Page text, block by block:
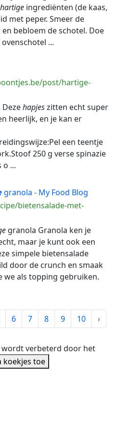
hartige ingrediënten (de kaas,
met peper. Smeer de
bebloem de schotel. Doe
...
post/hartige-
hapjeszitten echt super
heerlijk, en je kan er
een teentje
250 g verse spinazie
o ...
granola - My Food Blog
bietensalade-met-
granola Granola ken je
maar je kunt ook een
simpele bietensalade
door de crunch en smaak
we als topping gebruiken.
6 7 8 9 10 ›
wordt verbeterd door het
koekjes toe